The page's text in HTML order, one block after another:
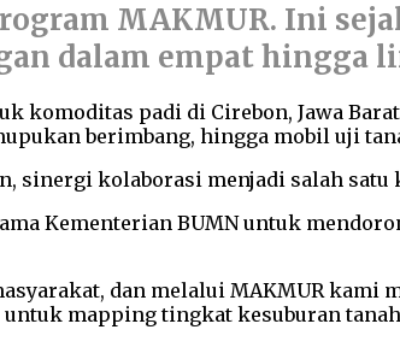
MAKMUR. Ini
dalam empat hingga
komoditas padi di Cirebon, Jawa
berimbang, hingga mobil uji
sinergi kolaborasi menjadi salah
Kementerian BUMN untuk
dan melalui MAKMUR kami
mapping tingkat kesuburan